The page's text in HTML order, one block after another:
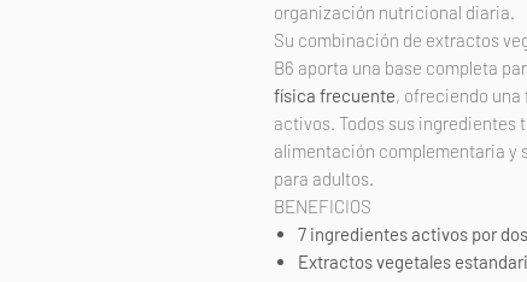
organización nutricional diaria.
Su combinación de extractos
B6 aporta una base completa
física frecuente, ofreciendo
activos. Todos sus ingredientes
alimentación complementaria y
para adultos.
BENEFICIOS
7 ingredientes activos por
Extractos vegetales